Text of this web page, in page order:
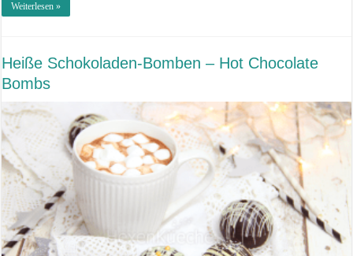
Weiterlesen »
Heiße Schokoladen-Bomben – Hot Chocolate
Bombs